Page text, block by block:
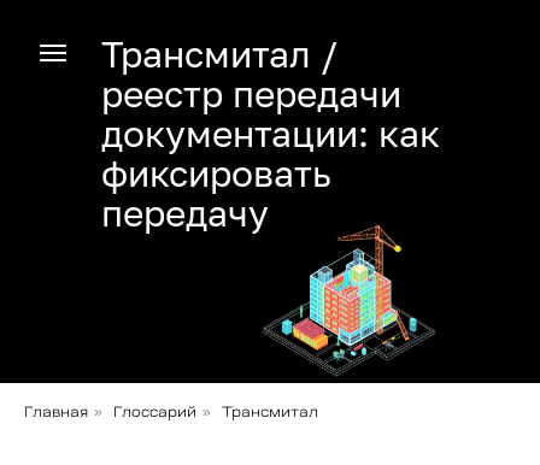
Трансмитал /
реестр передачи
документации: как
фиксировать
передачу
Главная » Глоссарий » Трансмитал